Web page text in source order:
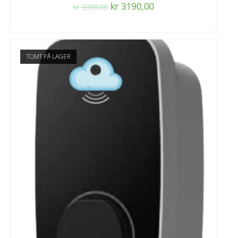
kr3390,00 kr 3190,00
TOMT PÅ LAGER